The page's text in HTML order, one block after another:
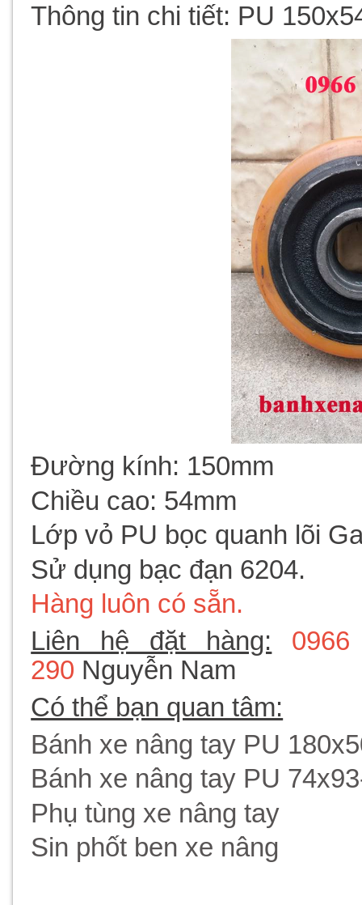
Thông tin chi tiết: PU
Đường kính: 150mm
Chiều cao: 54mm
Lớp vỏ PU bọc quanh lõi
Sử dụng bạc đạn 6204.
Hàng luôn có sẵn.
Liên hệ đặt hàng:
290 Nguyễn Nam
Có thể bạn quan tâm:
Bánh xe nâng tay PU
Bánh xe nâng tay PU
Phụ tùng xe nâng tay
Sin phốt ben xe nâng